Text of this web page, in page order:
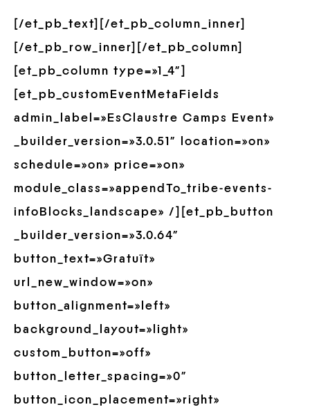
[/et_pb_text][/et_pb_column_inner]
[/et_pb_row_inner][/et_pb_column]
[et_pb_column type=»1_4″]
[et_pb_customEventMetaFields
admin_label=»EsClaustre Camps Event»
_builder_version=»3.0.51″ location=»on»
schedule=»on» price=»on»
module_class=»appendTo_tribe-events-
infoBlocks_landscape» /][et_pb_button
_builder_version=»3.0.64″
button_text=»Gratuït»
url_new_window=»on»
button_alignment=»left»
background_layout=»light»
custom_button=»off»
button_letter_spacing=»0″
button_icon_placement=»right»